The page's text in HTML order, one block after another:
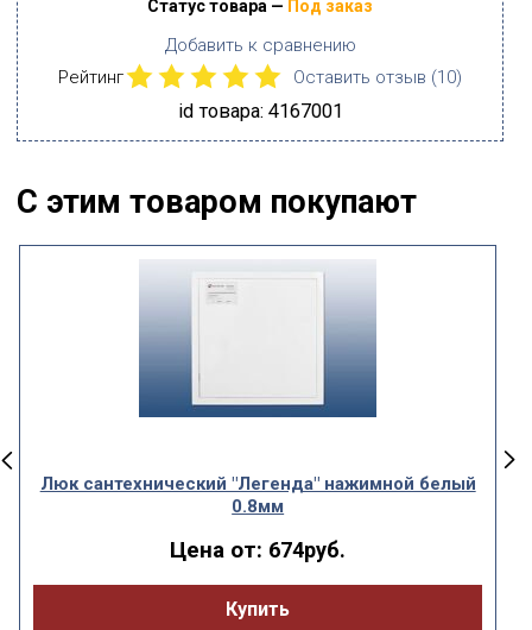
Статус товара — Под заказ
Добавить к сравнению
Рейтинг
Оставить отзыв (10)
id товара: 4167001
С этим товаром покупают
Люк сантехнический "Легенда" нажимной белый
0.8мм
Цена от: 674руб.
Купить